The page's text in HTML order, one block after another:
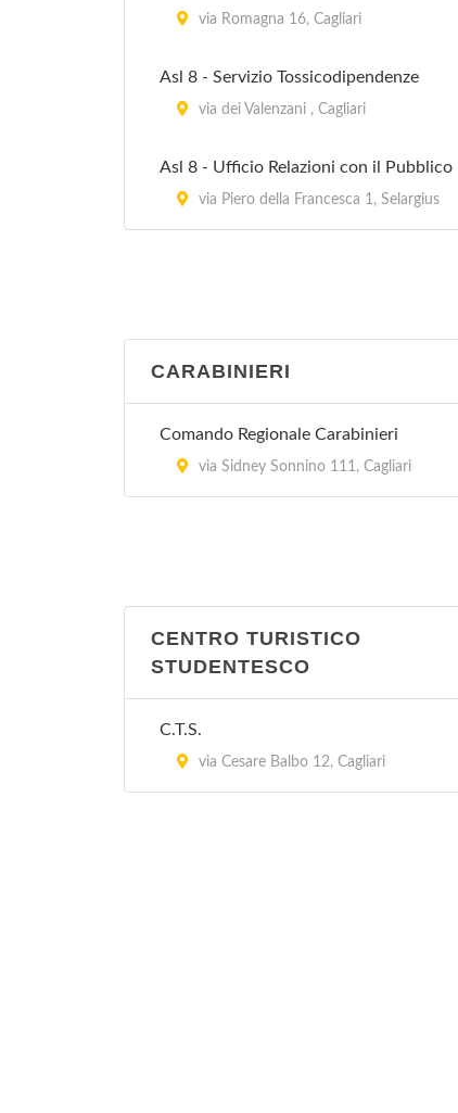
via Romagna 16, Cagliari
Asl 8 - Servizio Tossicodipendenze
via dei Valenzani , Cagliari
Asl 8 - Ufficio Relazioni con il Pubblico
via Piero della Francesca 1, Selargius
CARABINIERI
Comando Regionale Carabinieri
via Sidney Sonnino 111, Cagliari
CENTRO TURISTICO
STUDENTESCO
C.T.S.
via Cesare Balbo 12, Cagliari